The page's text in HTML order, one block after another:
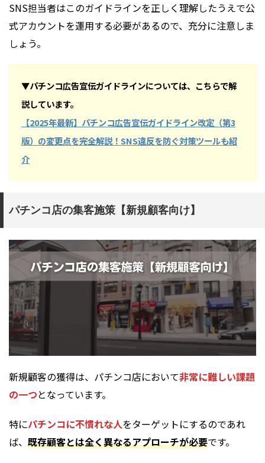
SNS担当者はこのガイドラインを正しく理解したうえで公
式アカウントを運用する必要があるので、充分に注意しま
しょう。
▼パチンコ広告宣伝ガイドラインについては、こちらで解
説しています。
【2025年最新】パチンコ広告宣伝ガイドライン改定（第3
版）の変更点を完全解説！SNS違反を防ぐ対策ツールも紹
介
パチンコ店の集客施策【新規顧客向け】
新規顧客の獲得は、パチンコ店において非常に難しい課題
の一つとなっています。
特にパチンコに不慣れな人をターゲットにするのであれ
ば、 既存顧客とは全く異なるアプローチが必要です。